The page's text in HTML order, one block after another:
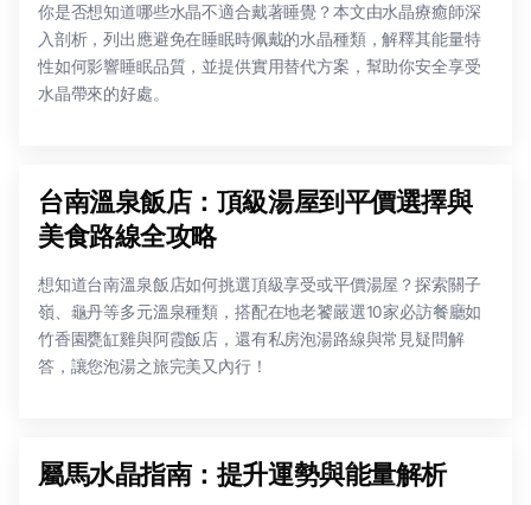
你是否想知道哪些水晶不適合戴著睡覺？本文由水晶療癒師深
入剖析，列出應避免在睡眠時佩戴的水晶種類，解釋其能量特
性如何影響睡眠品質，並提供實用替代方案，幫助你安全享受
水晶帶來的好處。
台南溫泉飯店：頂級湯屋到平價選擇與
美食路線全攻略
想知道台南溫泉飯店如何挑選頂級享受或平價湯屋？探索關子
嶺、龜丹等多元溫泉種類，搭配在地老饕嚴選10家必訪餐廳如
竹香園甕缸雞與阿霞飯店，還有私房泡湯路線與常見疑問解
答，讓您泡湯之旅完美又內行！
屬馬水晶指南：提升運勢與能量解析